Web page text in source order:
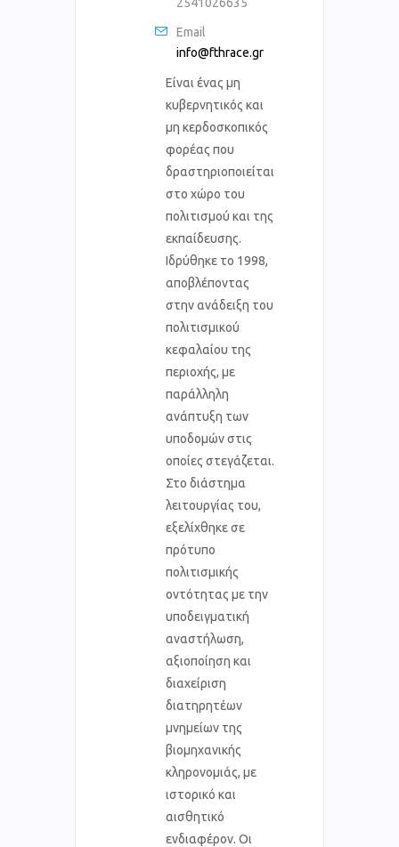
2541026635
Email
info@fthrace.gr
Είναι ένας μη
κυβερνητικός και
μη κερδοσκοπικός
φορέας που
δραστηριοποιείται
στο χώρο του
πολιτισμού και της
εκπαίδευσης.
Ιδρύθηκε το 1998,
αποβλέποντας
στην ανάδειξη του
πολιτισμικού
κεφαλαίου της
περιοχής, με
παράλληλη
ανάπτυξη των
υποδομών στις
οποίες στεγάζεται.
Στο διάστημα
λειτουργίας του,
εξελίχθηκε σε
πρότυπο
πολιτισμικής
οντότητας με την
υποδειγματική
αναστήλωση,
αξιοποίηση και
διαχείριση
διατηρητέων
μνημείων της
βιομηχανικής
κληρονομιάς, με
ιστορικό και
αισθητικό
ενδιαφέρον. Οι